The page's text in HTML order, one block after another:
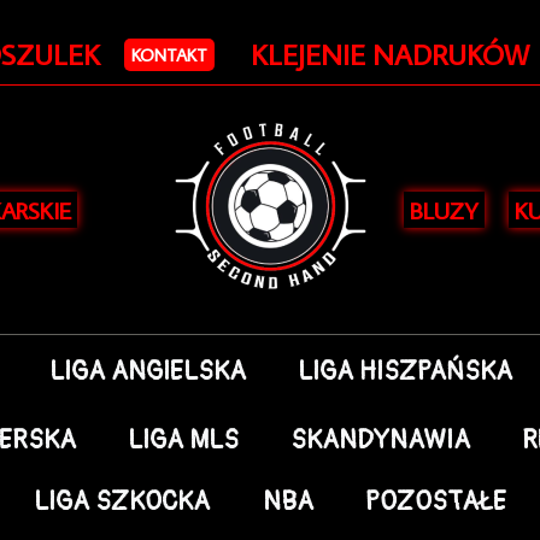
KONTAKT KLEJENIE NADRUKÓW
BLUZY
LIGA ANGIELSKA LIGA HISZPAŃSKA
LIGA MLS SKANDYNAWIA
LIGA SZKOCKA
NBA POZOSTAŁE